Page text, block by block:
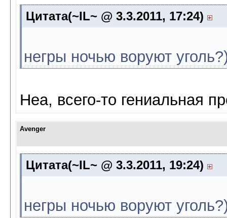
Цитата(~IL~ @ 3.3.2011, 17:24)
негры ночью воруют
Неа, всего-то гениальная
Avenger
Цитата(~IL~ @ 3.3.2011, 19:24)
негры ночью воруют